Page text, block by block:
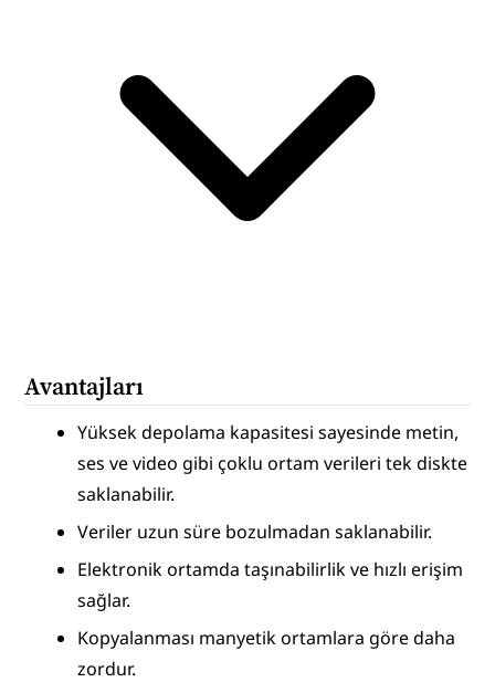
Avantajları
Yüksek depolama kapasitesi sayesinde metin,
ses ve video gibi çoklu ortam verileri tek diskte
saklanabilir.
Veriler uzun süre bozulmadan saklanabilir.
Elektronik ortamda taşınabilirlik ve hızlı erişim
sağlar.
Kopyalanması manyetik ortamlara göre daha
zordur.